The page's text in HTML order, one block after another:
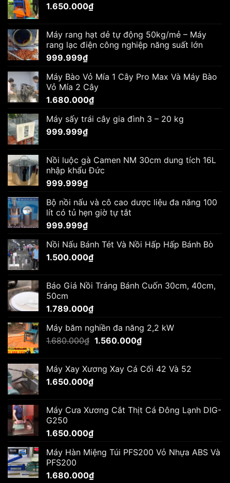
1.650.000₫
Máy rang hạt dẻ tự động 50kg/mẻ – Máy
rang lạc điện công nghiệp năng suất lớn
999.999₫
Máy Bào Vỏ Mía 1 Cây Pro Max Và Máy Bào
Vỏ Mía 2 Cây
1.680.000₫
Máy sấy trái cây gia đình 3 – 20 kg
999.999₫
Nồi luộc gà Camen NM 30cm dung tích 16L
nhập khẩu Đức
999.999₫
Bộ nồi nấu và cô cao dược liệu đa năng 100
lít có tủ hẹn giờ tự tắt
999.999₫
Nồi Nấu Bánh Tét Và Nồi Hấp Hấp Bánh Bò
1.500.000₫
Báo Giá Nồi Tráng Bánh Cuốn 30cm, 40cm,
50cm
1.789.000₫
Máy băm nghiền đa năng 2,2 kW
1.680.000₫ Giá
1.680.000₫.
1.560.000₫Giá
là:
Máy Xay Xương Xay Cá Cối 42 Và 52
1.650.000₫
Máy Cưa Xương Cắt Thịt Cá Đông Lạnh DIG-
G250
1.650.000₫
Máy Hàn Miệng Túi PFS200 Vỏ Nhựa ABS Và
PFS200
1.680.000₫